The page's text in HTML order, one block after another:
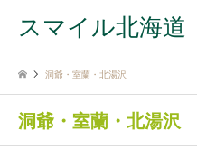
スマイル北海道
洞爺・室蘭・北湯沢
洞爺・室蘭・北湯沢